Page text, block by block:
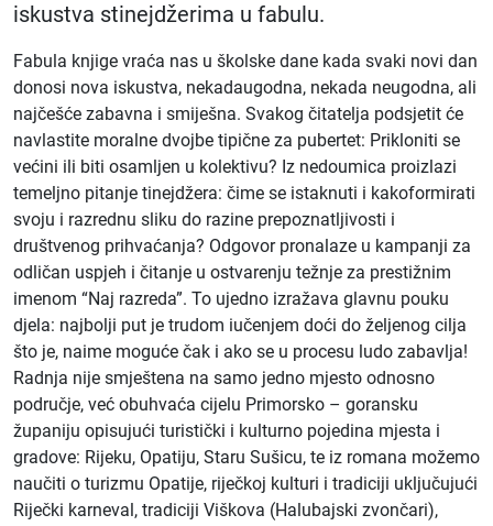
iskustva stinejdžerima u fabulu.
Fabula knjige vraća nas u školske dane kada svaki novi dan
donosi nova iskustva, nekadaugodna, nekada neugodna, ali
najčešće zabavna i smiješna. Svakog čitatelja podsjetit će
navlastite moralne dvojbe tipične za pubertet: Prikloniti se
većini ili biti osamljen u kolektivu? Iz nedoumica proizlazi
temeljno pitanje tinejdžera: čime se istaknuti i kakoformirati
svoju i razrednu sliku do razine prepoznatljivosti i
društvenog prihvaćanja? Odgovor pronalaze u kampanji za
odličan uspjeh i čitanje u ostvarenju težnje za prestižnim
imenom “Naj razreda”. To ujedno izražava glavnu pouku
djela: najbolji put je trudom iučenjem doći do željenog cilja
što je, naime moguće čak i ako se u procesu ludo zabavlja!
Radnja nije smještena na samo jedno mjesto odnosno
područje, već obuhvaća cijelu Primorsko – goransku
županiju opisujući turistički i kulturno pojedina mjesta i
gradove: Rijeku, Opatiju, Staru Sušicu, te iz romana možemo
naučiti o turizmu Opatije, riječkoj kulturi i tradiciji uključujući
Riječki karneval, tradiciji Viškova (Halubajski zvončari),